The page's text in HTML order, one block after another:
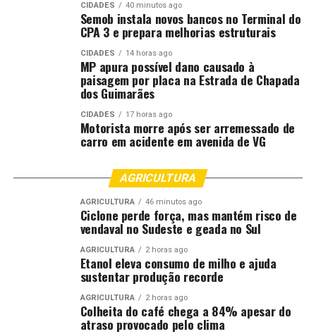
Comentários
RELATED TOPICS: AGRICULTURA
INÉDITA PARA
cadeias do agronegócio
Plantio avança, mas clima irregular mantém produtor
CIDADES 40 minutos ago
Semob instala novos bancos no Terminal do
CPA 3 e prepara melhorias estruturais
CIDADES 14 horas ago
MP apura possível dano causado à
paisagem por placa na Estrada de Chapada
dos Guimarães
CIDADES 17 horas ago
Motorista morre após ser arremessado de
carro em acidente em avenida de VG
AGRICULTURA
AGRICULTURA 46 minutos ago
Ciclone perde força, mas mantém risco de
vendaval no Sudeste e geada no Sul
AGRICULTURA 2 horas ago
Etanol eleva consumo de milho e ajuda
sustentar produção recorde
AGRICULTURA 2 horas ago
Colheita do café chega a 84% apesar do
atraso provocado pelo clima